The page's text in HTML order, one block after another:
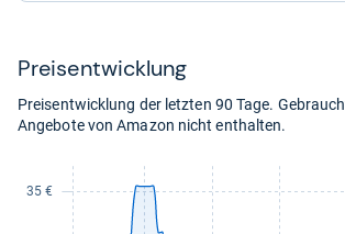
Preis­ent­wick­lung
Preisentwicklung der letzten 90 Tage.
Angebote von Amazon nicht enthalten.